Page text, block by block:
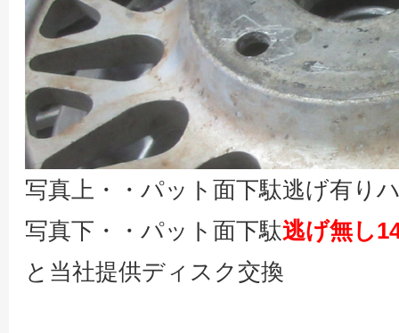
写真上・・パット面下駄逃げ有り
写真下・・パット面下駄逃げ無し
と当社提供ディスク交換